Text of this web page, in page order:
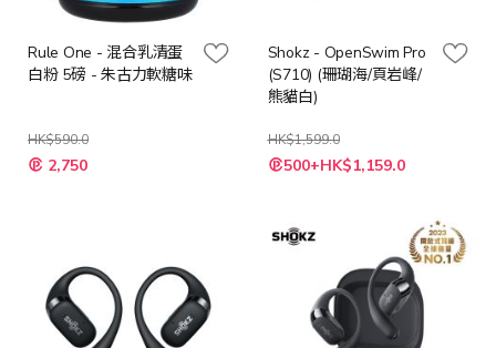
Rule One - 混合乳清蛋
白粉 5磅 - 朱古力軟糖味
HK$590.0
特
殊 2,750
Shokz - OpenSwim Pro
(S710) (珊瑚海/頁岩峰/
熊貓白)
HK$1,599.0
500+HK$1,159.0